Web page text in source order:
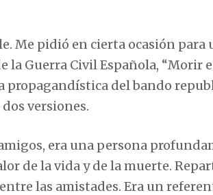
Me pidió en cierta ocasión para
la Guerra Civil Española, “Morir
propagandística del bando
versiones.
era una persona
de la vida y de la muerte.
las amistades. Era un